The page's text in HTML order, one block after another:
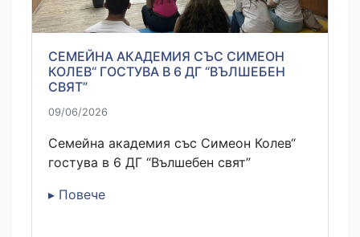
СЕМЕЙНА АКАДЕМИЯ СЪС СИМЕОН
КОЛЕВ“ ГОСТУВА В 6 ДГ “ВЪЛШЕБЕН
СВЯТ”
09/06/2026
Семейна академия със Симеон Колев“
гостува в 6 ДГ “Вълшебен свят”
▸ Повече